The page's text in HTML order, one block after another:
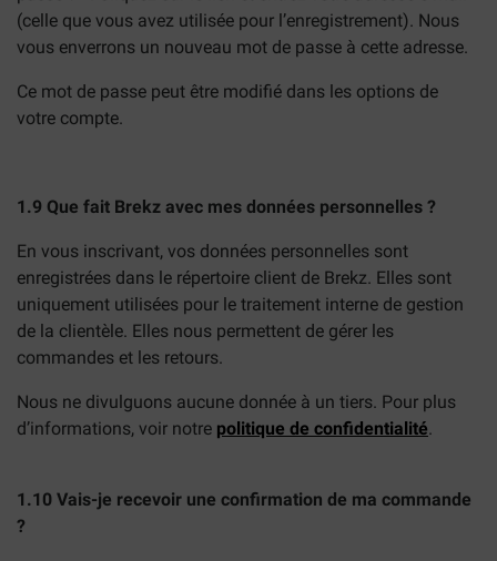
(celle que vous avez utilisée pour l’enregistrement). Nous
vous enverrons un nouveau mot de passe à cette adresse.
Ce mot de passe peut être modifié dans les options de
votre compte.
1.9 Que fait Brekz avec mes données personnelles ?
En vous inscrivant, vos données personnelles sont
enregistrées dans le répertoire client de Brekz. Elles sont
uniquement utilisées pour le traitement interne de gestion
de la clientèle. Elles nous permettent de gérer les
commandes et les retours.
Nous ne divulguons aucune donnée à un tiers. Pour plus
d’informations, voir notre politique de confidentialité.
1.10 Vais-je recevoir une confirmation de ma commande
?